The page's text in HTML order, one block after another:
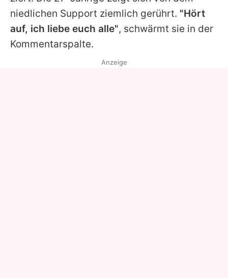
niedlichen Support ziemlich gerührt. "Hört
auf, ich liebe euch alle", schwärmt sie in der
Kommentarspalte.
Anzeige